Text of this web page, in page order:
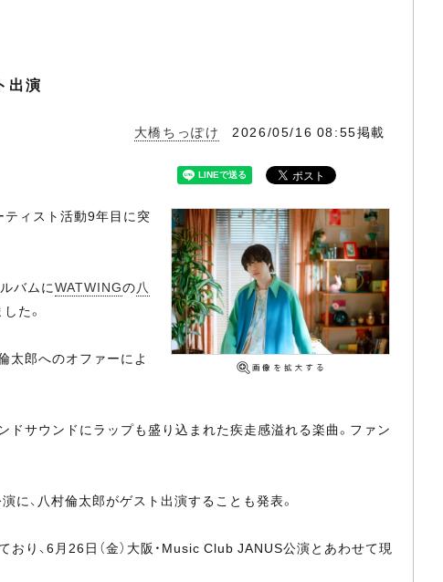
出演
大橋ちっぽけ 2026/05/16 08:55掲載
ティスト活動9年目に突
バムにWATWINGの八
た。
太郎へのオファーによ
サウンドにラップも盛り込まれた疾走感溢れる楽曲。ファン
に、八村倫太郎がゲスト出演することも発表。
り、6月26日（金）大阪・Music Club JANUS公演とあわせて現